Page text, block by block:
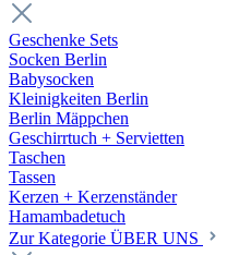
Geschenke Sets
Socken Berlin
Babysocken
Kleinigkeiten Berlin
Berlin Mäppchen
Geschirrtuch + Servietten
Taschen
Tassen
Kerzen + Kerzenständer
Hamambadetuch
Zur Kategorie ÜBER UNS